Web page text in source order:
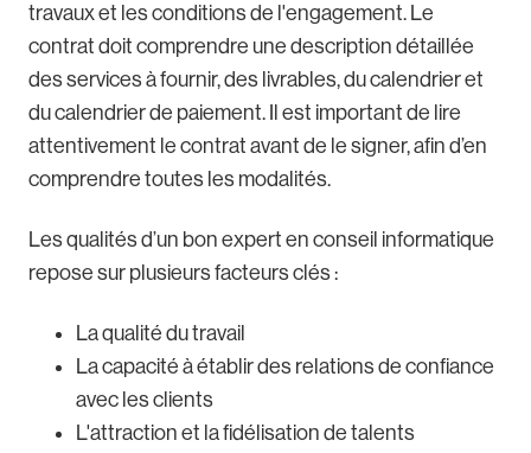
travaux et les conditions de l'engagement. Le
contrat doit comprendre une description détaillée
des services à fournir, des livrables, du calendrier et
du calendrier de paiement. Il est important de lire
attentivement le contrat avant de le signer, afin d’en
comprendre toutes les modalités.
Les qualités d’un bon expert en conseil informatique
repose sur plusieurs facteurs clés :
La qualité du travail
La capacité à établir des relations de confiance
avec les clients
L'attraction et la fidélisation de talents